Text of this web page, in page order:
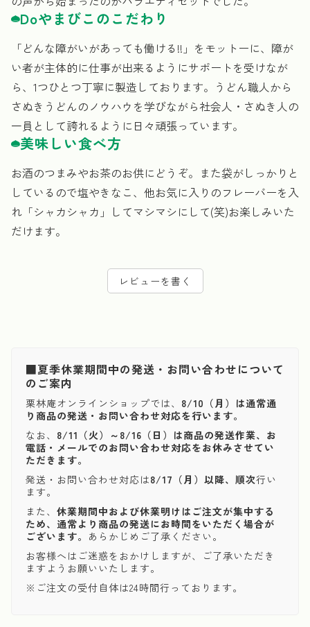
Doやまびこのこだわり
「どんな障がいがあっても働ける!!」をモットーに、障が
い者が主体的に仕事が出来るようにサポートを受けなが
ら、1つひとつ丁寧に製造しております。うどん職人から
さぬきうどんのノウハウを学びながら社会人・さぬき人の
一員として誇れるように日々頑張っています。
美味しい食べ方
お酒のつまみやお茶のお供にどうぞ。また袋がしっかりと
しているので塩やきなこ、他お気に入りのフレーバーを入
れ「シャカシャカ」してマシマシにして(笑)お楽しみいた
だけます。
レビューを書く
■夏季休業期間中の発送・お問い合わせについて
のご案内
栗林庵オンラインショップでは、 8/10（月）は通常通
り商品の発送・お問い合わせ対応を行います。
なお、 8/11（火）～8/16（日）は商品の発送作業、お
電話・メールでのお問い合わせ対応をお休みさせてい
ただきます。
発送・お問い合わせ対応は8/17（月）以降、順次行い
ます。
また、 休業期間中および休業明けはご注文が集中する
ため、通常より商品の発送にお時間をいただく場合が
ございます。 あらかじめご了承ください。
お客様へはご迷惑をおかけしますが、ご了承いただき
ますようお願いいたします。
※ご注文の受付自体は24時間行っております。